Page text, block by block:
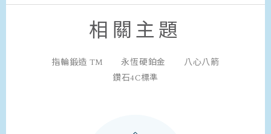
相關主題
指輪鍛造 ™ 永恆硬鉑金
八心八箭
鑽石4C標準